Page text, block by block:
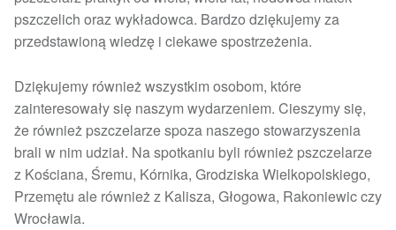
pszczelich oraz wykładowca. Bardzo dziękujemy za
przedstawioną wiedzę i ciekawe spostrzeżenia.
Dziękujemy również wszystkim osobom, które
zainteresowały się naszym wydarzeniem. Cieszymy się,
że również pszczelarze spoza naszego stowarzyszenia
brali w nim udział. Na spotkaniu byli również pszczelarze
z Kościana, Śremu, Kórnika, Grodziska Wielkopolskiego,
Przemętu ale również z Kalisza, Głogowa, Rakoniewic czy
Wrocławia.